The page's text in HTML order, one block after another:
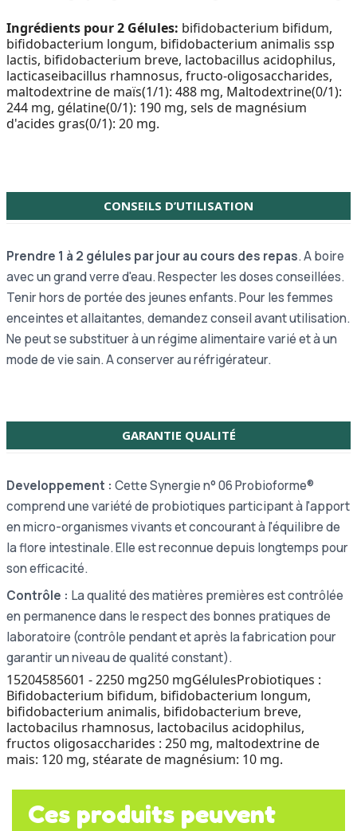
Ingrédients pour 2 Gélules: bifidobacterium bifidum,
bifidobacterium longum, bifidobacterium animalis ssp
lactis, bifidobacterium breve, lactobacillus acidophilus,
lacticaseibacillus rhamnosus, fructo-oligosaccharides,
maltodextrine de maïs(1/1): 488 mg, Maltodextrine(0/1):
244 mg, gélatine(0/1): 190 mg, sels de magnésium
d'acides gras(0/1): 20 mg.
CONSEILS D’UTILISATION
Prendre 1 à 2 gélules par jour au cours des repas. A boire
avec un grand verre d'eau. Respecter les doses conseillées.
Tenir hors de portée des jeunes enfants. Pour les femmes
enceintes et allaitantes, demandez conseil avant utilisation.
Ne peut se substituer à un régime alimentaire varié et à un
mode de vie sain. A conserver au réfrigérateur.
GARANTIE QUALITÉ
Developpement : Cette Synergie n° 06 Probioforme®
comprend une variété de probiotiques participant à l'apport
en micro-organismes vivants et concourant à l'équilibre de
la flore intestinale. Elle est reconnue depuis longtemps pour
son efficacité.
Contrôle : La qualité des matières premières est contrôlée
en permanence dans le respect des bonnes pratiques de
laboratoire (contrôle pendant et après la fabrication pour
garantir un niveau de qualité constant).
15204585601 - 2250 mg250 mgGélulesProbiotiques :
Bifidobacterium bifidum, bifidobacterium longum,
bifidobacterium animalis, bifidobacterium breve,
lactobacilus rhamnosus, lactobacilus acidophilus,
fructos oligosaccharides : 250 mg, maltodextrine de
mais: 120 mg, stéarate de magnésium: 10 mg.
Ces produits peuvent